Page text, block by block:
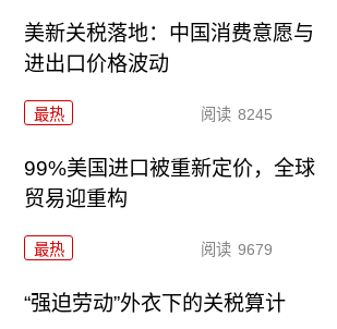
美新关税落地：中国消费意愿与
进出口价格波动
最热 阅读 8245
99%美国进口被重新定价，全球
贸易迎重构
最热 阅读 9679
“强迫劳动”外衣下的关税算计